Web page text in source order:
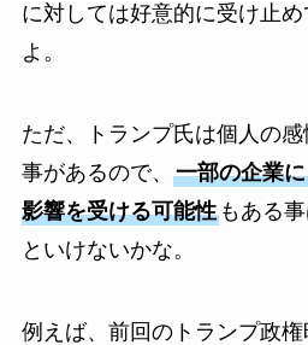
に対しては好意的に受け止
よ。
ただ、トランプ氏は個人の
事があるので、 一部の企業
影響を受ける可能性もある
といけないかな。
例えば、前回のトランプ政